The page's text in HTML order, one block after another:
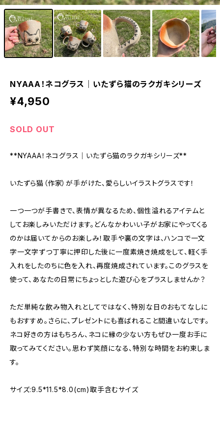
NYAAA！ネコグラス｜いたずら猫のラクガキシリーズ
¥4,950
SOLD OUT
**NYAAA！ネコグラス｜いたずら猫のラクガキシリーズ**
いたずら猫（作家）が手がけた、愛らしいイラストグラスです！
一つ一つが手書きで、表情が異なるため、個性溢れるアイテムと
してお楽しみいただけます。どんなかわいい子がお家にやってくる
のかは届いてからのお楽しみ！取手や裏の文字は、ハンコで一文
字一文字ずつ丁寧に押印した後に一度素焼き焼成をして、軽く手
入れをしたのちに色を入れ、再度焼成されています。このグラスを
使って、あなたの日常にちょっとした遊び心をプラスしませんか？
ただ単純な飲み物入れとしてではなく、特別な日のおもてなしに
もおすすめ。さらに、プレゼントにも喜ばれること間違いなしです。
ネコ好きの方はもちろん、ネコに縁の少ない方もぜひ一度お手に
取ってみてください。思わず笑顔になる、特別な時間をお約束しま
す。
サイズ:9.5*11.5*8.0(cm)取手含むサイズ